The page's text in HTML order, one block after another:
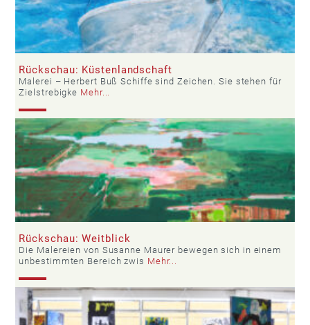
Rückschau: Küstenlandschaft
Malerei – Herbert Buß Schiffe sind Zeichen. Sie stehen für
Zielstrebigke Mehr...
Rückschau: Weitblick
Die Malereien von Susanne Maurer bewegen sich in einem
unbestimmten Bereich zwis Mehr...